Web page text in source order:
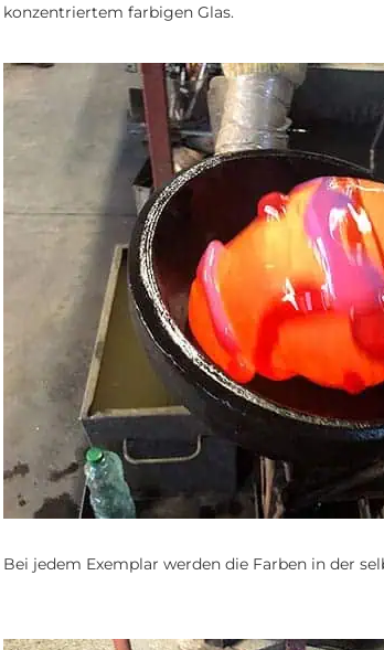
konzentriertem farbigen Glas.
Bei jedem Exemplar werden die Farben in der